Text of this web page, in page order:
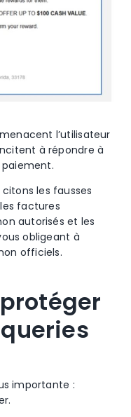
l’utilisateur
à répondre à
les fausses
factures
autorisés et les
obligeant à
officiels.
importante :